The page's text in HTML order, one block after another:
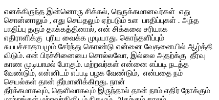
எனக்கிருந்த இன்னொரு சிக்கல், நெருக்கமானவர்கள் எது
சொன்னாலும் , எது செய்தலும் ஏற்படும் உள பாதிப்புகள் . அந்த
பாதிப்பு தரும் தாக்கத்தினால், என் சிக்கலை சரியாக
எதிராளிக்கு புரிய வைக்க முடியாது. கொந்தளிப்பும்
சுயபச்சாதாபமும் சேர்ந்து கொண்டு என்னை வேதனையில் ஆழ்த்தி
விடும். என் பிரச்சினையை சொல்லவோ, இல்லை அதற்க்கு தீர்வு
காண முடியாமல் போகும். மற்றவர்கள் என்னை எப்படி நடத்த
வேண்டும், என்னிடம் எப்படி பழக வேண்டும், என்பதை நம்
செயல்கள் தான் தீர்மானிக்கிறது. நான்
தீர்க்கமாகவும், தெளிவாகவும் இருந்தால் தான் நாம் எதிர் நோக்கும்